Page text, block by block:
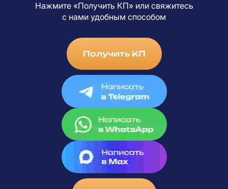
Нажмите «Получить КП» или свяжитесь
с нами удобным способом
Получить КП